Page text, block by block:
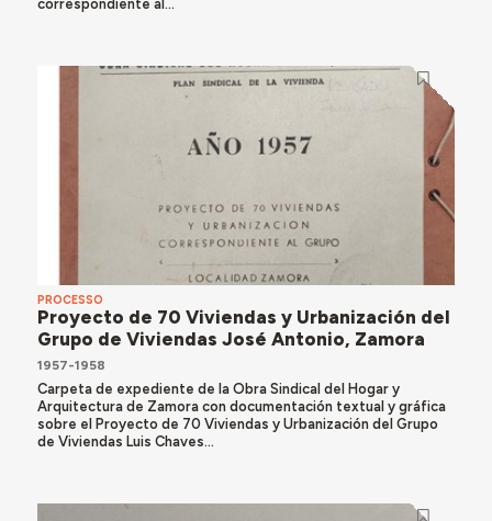
correspondiente al...
PROCESSO
Proyecto de 70 Viviendas y Urbanización del
Grupo de Viviendas José Antonio, Zamora
1957-1958
Carpeta de expediente de la Obra Sindical del Hogar y
Arquitectura de Zamora con documentación textual y gráfica
sobre el Proyecto de 70 Viviendas y Urbanización del Grupo
de Viviendas Luis Chaves...